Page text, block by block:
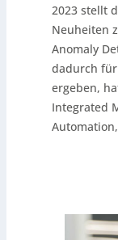
2023 stellt
Neuheiten
Anomaly
dadurch
ergeben,
Integrated